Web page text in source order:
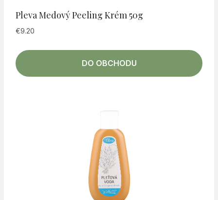
Pleva Medový Peeling Krém 50g
€9.20
DO OBCHODU